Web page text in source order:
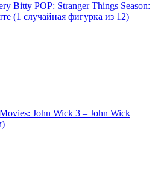
Bitty POP: Stranger Things Season:
(1 случайная фигурка из 12)
John Wick 3 – John Wick